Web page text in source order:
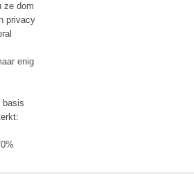
ze dom
privacy
enig
basis